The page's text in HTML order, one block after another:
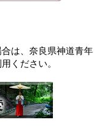
は、奈良県神道青年
ください。